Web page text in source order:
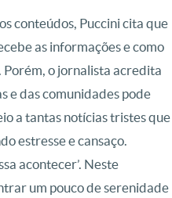
conteúdos, Puccini cita que
as informações e como
o jornalista acredita
e das comunidades pode
a tantas notícias tristes que
estresse e cansaço.
acontecer’. Neste
um pouco de serenidade